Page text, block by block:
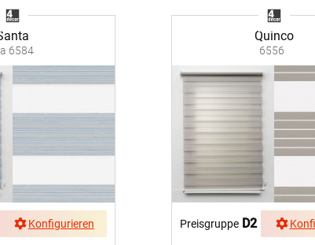
6584
Konfigurieren
Quinco
6556
Preisgruppe D2